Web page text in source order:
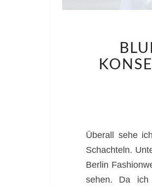
Überall sehe
Schachteln.
Berlin
sehen. Da ich